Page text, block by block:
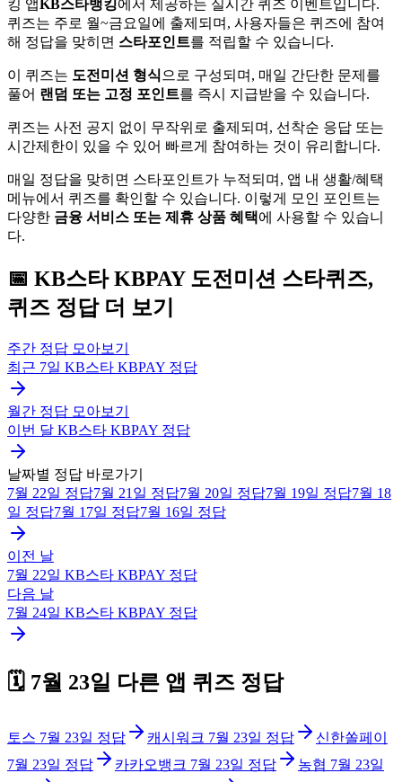
킹 앱 KB스타뱅킹에서 제공하는 실시간 퀴즈 이벤트입니다.
퀴즈는 주로 월~금요일에 출제되며, 사용자들은 퀴즈에 참여
해 정답을 맞히면 스타포인트를 적립할 수 있습니다.
이 퀴즈는 도전미션 형식 으로 구성되며, 매일 간단한 문제를
풀어 랜덤 또는 고정 포인트를 즉시 지급받을 수 있습니다.
퀴즈는 사전 공지 없이 무작위로 출제되며, 선착순 응답 또는
시간제한이 있을 수 있어 빠르게 참여하는 것이 유리합니다.
매일 정답을 맞히면 스타포인트가 누적되며, 앱 내 생활/혜택
메뉴에서 퀴즈를 확인할 수 있습니다. 이렇게 모인 포인트는
다양한 금융 서비스 또는 제휴 상품 혜택에 사용할 수 있습니
다.
📅 KB스타 KBPAY 도전미션 스타퀴즈,
퀴즈 정답 더 보기
주간 정답 모아보기
최근 7일 KB스타 KBPAY 정답
월간 정답 모아보기
이번 달 KB스타 KBPAY 정답
날짜별 정답 바로가기
7월 22일 정답7월 21일 정답7월 20일 정답7월 19일 정답7월 18
일 정답7월 17일 정답7월 16일 정답
이전 날
7월 22일 KB스타 KBPAY 정답
다음 날
7월 24일 KB스타 KBPAY 정답
🗓️ 7월 23일 다른 앱 퀴즈 정답
토스 7월 23일 정답 캐시워크 7월 23일 정답
신한쏠페이
7월 23일 정답 카카오뱅크 7월 23일 정답 농협 7월 23일